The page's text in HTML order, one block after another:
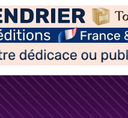
12 nouvelles musiques dans
3 personnes viennent de nous
2 personnes viennent de nous
3 personnes viennent de nous
2 nouvelles musiques dans
8 personnes viennent de